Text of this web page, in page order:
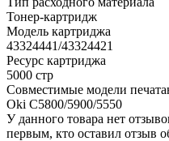
Тонер-картридж
Модель картриджа
43324441/43324421
Ресурс картриджа
5000 стр
Совместимые модели
Oki C5800/5900/5550
У данного товара нет
первым, кто оставил отзыв